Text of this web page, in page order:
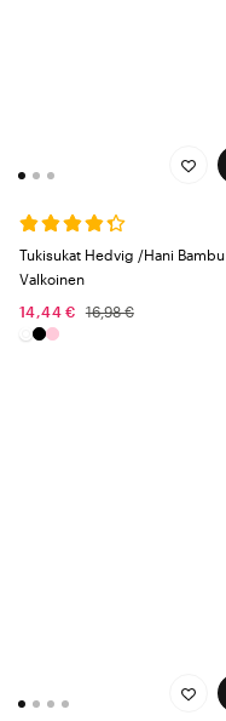
Tukisukat Hedvig /Hani Bambu
Valkoinen
14,44 €
16,98 €